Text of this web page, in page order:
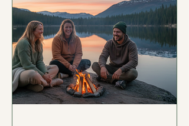
vedvarende symptomer, redusert livskvalitet
og i verste fall tilbakevendende
selvmordstanker. Behovet for nye
behandlingsmetoder har derfor økt i takt
med erkjennelsen av at dagens tilbud ikke